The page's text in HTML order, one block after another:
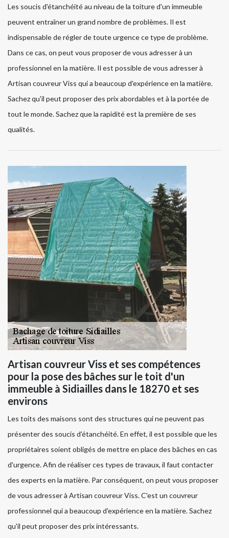
Les soucis d'étanchéité au niveau de la toiture d'un immeuble
peuvent entraîner un grand nombre de problèmes. Il est
indispensable de régler de toute urgence ce type de problème.
Dans ce cas, on peut vous proposer de vous adresser à un
professionnel en la matière. Il est possible de vous adresser à
Artisan couvreur Viss qui a beaucoup d'expérience en la matière.
Sachez qu'il peut proposer des prix abordables et à la portée de
tout le monde. Sachez que la rapidité est la première de ses
qualités.
Artisan couvreur Viss et ses compétences
pour la pose des bâches sur le toit d'un
immeuble à Sidiailles dans le 18270 et ses
environs
Les toits des maisons sont des structures qui ne peuvent pas
présenter des soucis d'étanchéité. En effet, il est possible que les
propriétaires soient obligés de mettre en place des bâches en cas
d'urgence. Afin de réaliser ces types de travaux, il faut contacter
des experts en la matière. Par conséquent, on peut vous proposer
de vous adresser à Artisan couvreur Viss. C'est un couvreur
professionnel qui a beaucoup d'expérience en la matière. Sachez
qu'il peut proposer des prix intéressants.